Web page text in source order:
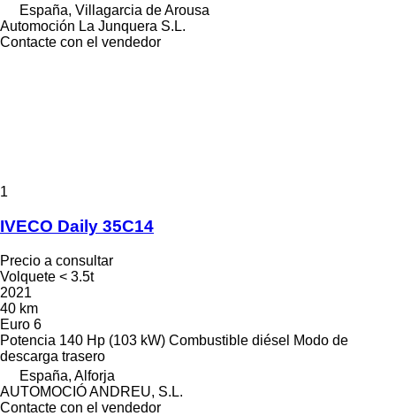
España, Villagarcia de Arousa
Automoción La Junquera S.L.
Contacte con el vendedor
1
IVECO Daily 35C14
Precio a consultar
Volquete < 3.5t
2021
40 km
Euro 6
Potencia 140 Hp (103 kW) Combustible diésel Modo de
descarga trasero
España, Alforja
AUTOMOCIÓ ANDREU, S.L.
Contacte con el vendedor